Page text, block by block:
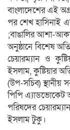
বাংলাদেশের এই
পর শেখ হাসিনাই
;বাঙালির আশা-
অনুষ্ঠানে বিশেষ
চেয়ারম্যান ও
ইসলাম, কুষ্টিয়ার
(উপ-সচিব) স্থানীয়
পিপি এ্যাডভোকেট
পরিষদের
ইসলাম টুকু।